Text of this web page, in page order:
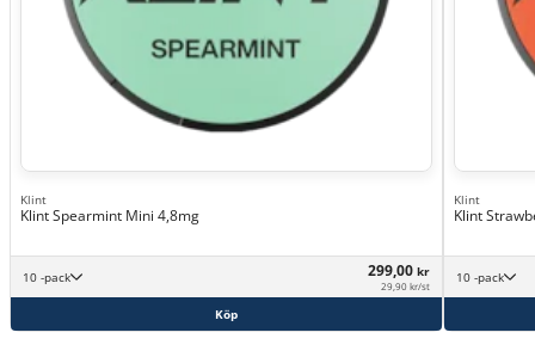
Klint
Klint Spearmint Mini 4,8mg
10 -pack 299,00 kr
29,90 kr/st
Köp
Klint
Klint
10 -pack